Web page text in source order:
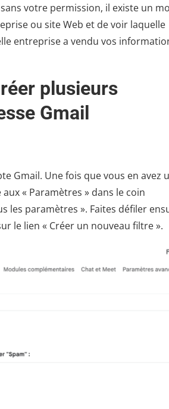
votre permission, il existe un
ou site Web et de voir laquelle
entreprise a vendu vos
plusieurs
Gmail
Gmail. Une fois que vous en avez
« Paramètres » dans le coin
les paramètres ». Faites défiler
le lien « Créer un nouveau filtre ».